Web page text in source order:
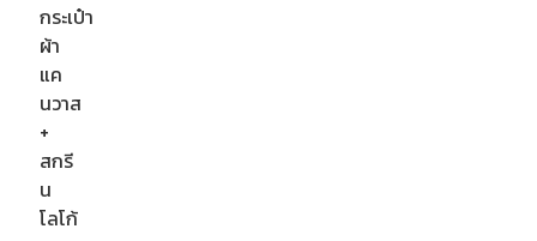
กระเป๋า
ผ้า
แค
นวาส
+
สกรี
น
โลโก้